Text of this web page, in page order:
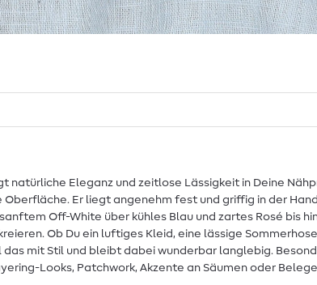
natürliche Eleganz und zeitlose Lässigkeit in Deine
Er liegt angenehm fest und griffig in der
Off-White über kühles Blau und zartes Rosé bis
Ob Du ein luftiges Kleid, eine lässige
das mit Stil und bleibt dabei wunderbar langlebig.
Looks, Patchwork, Akzente an Säumen oder